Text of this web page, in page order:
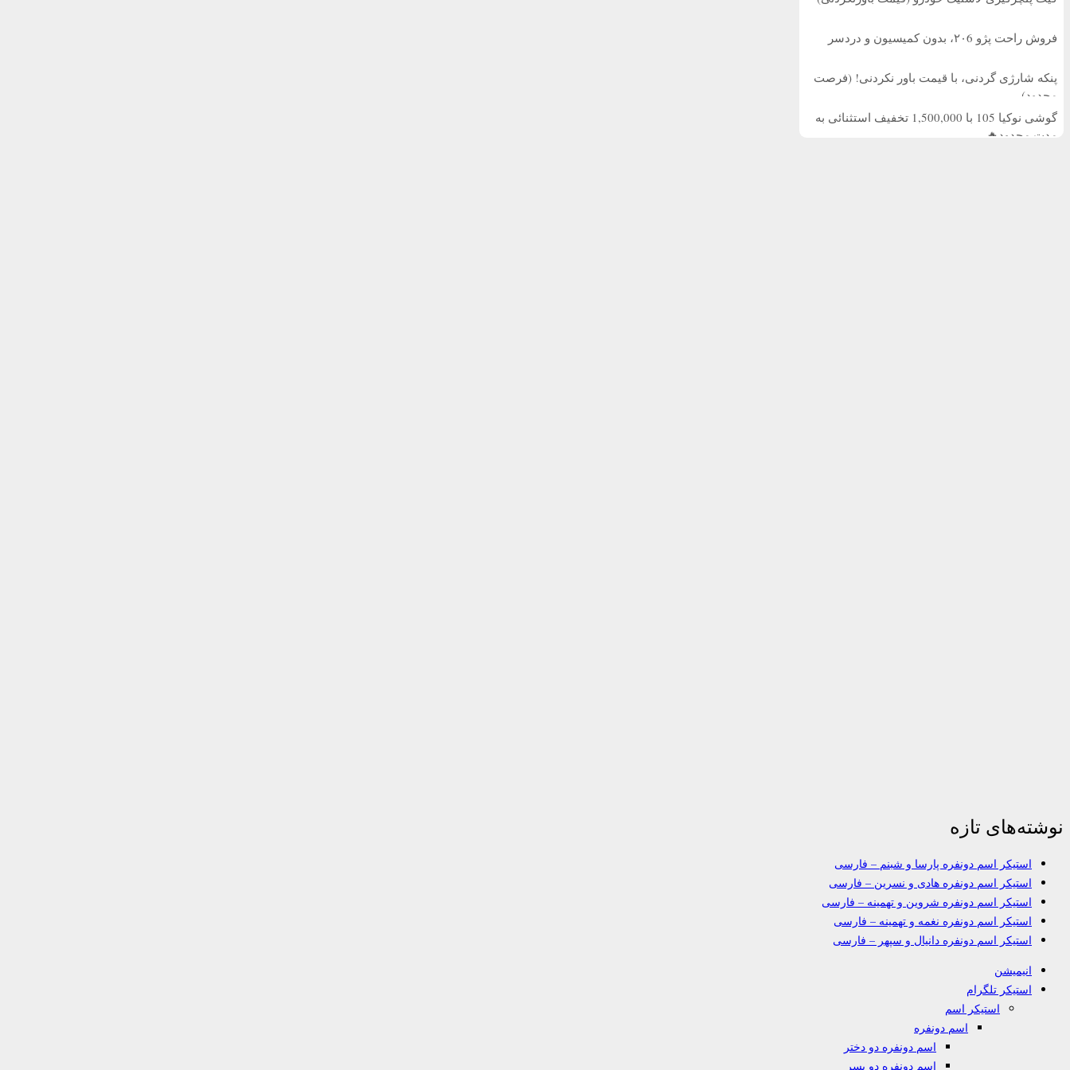
فروش راحت پژو ۲۰6، بدون کمیسیون و دردسر
پنکه شارژی گردنی، با قیمت باور نکردنی! (فرصت
محدود)
گوشی نوکیا 105 با 1,500,000 تخفیف استثنائی به
مدت محدود🔥
نوشته‌های تازه
استیکر اسم دونفره پارسا و شبنم – فارسی
استیکر اسم دونفره هادی و نسرین – فارسی
استیکر اسم دونفره شروین و تهمینه – فارسی
استیکر اسم دونفره نغمه و تهمینه – فارسی
استیکر اسم دونفره دانیال و سپهر – فارسی
انیمیشن
استیکر تلگرام
استیکر اسم
اسم دونفره
اسم دونفره دو دختر
اسم دونفره دو پسر